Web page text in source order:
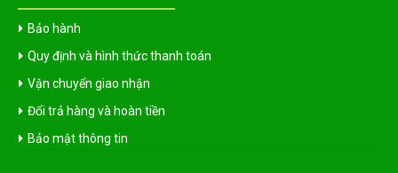
Bảo hành
Quy định và hình thức thanh toán
Vận chuyển giao nhận
Đổi trả hàng và hoàn tiền
Bảo mật thông tin